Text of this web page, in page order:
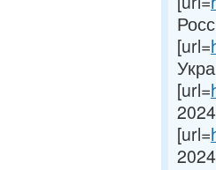
[url=
[url=
[url=